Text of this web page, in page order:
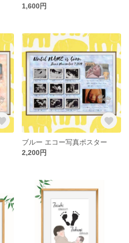
1,600円
ブルー エコー写真ポスター
2,200円